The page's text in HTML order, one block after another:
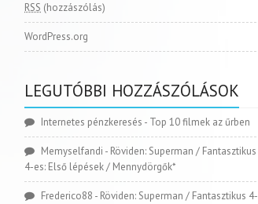
RSS (hozzászólás)
WordPress.org
LEGUTÓBBI HOZZÁSZÓLÁSOK
Internetes pénzkeresés - Top 10 filmek az űrben
Memyselfandi - Röviden: Superman / Fantasztikus
4-es: Első lépések / Mennydörgők*
Frederico88 - Röviden: Superman / Fantasztikus 4-